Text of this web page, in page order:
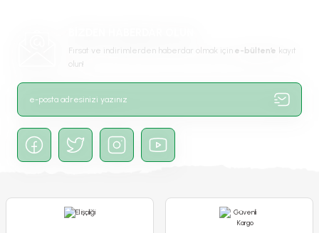
Gönder
Beyaz Turp Tohumu
Fırsat ve indirimlerden haberdar olmak için e-bülten’e kayıt
olun!